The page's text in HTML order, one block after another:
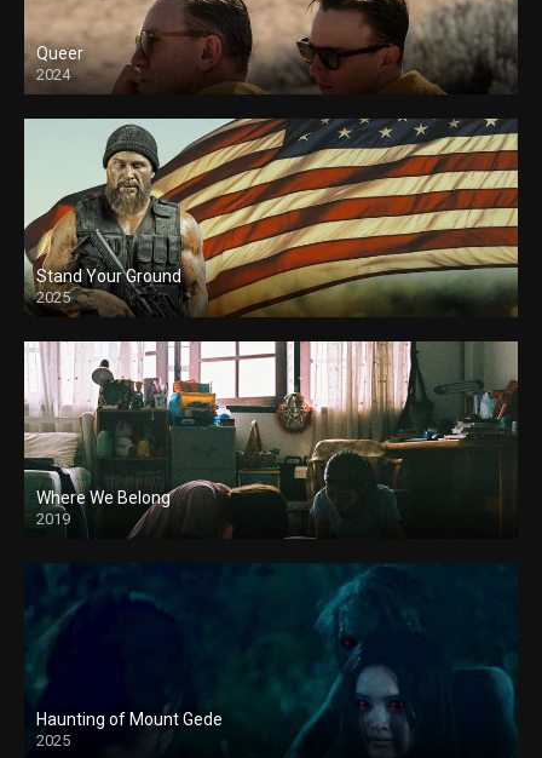
Queer
2024
Stand Your Ground
2025
Where We Belong
2019
Haunting of Mount Gede
2025